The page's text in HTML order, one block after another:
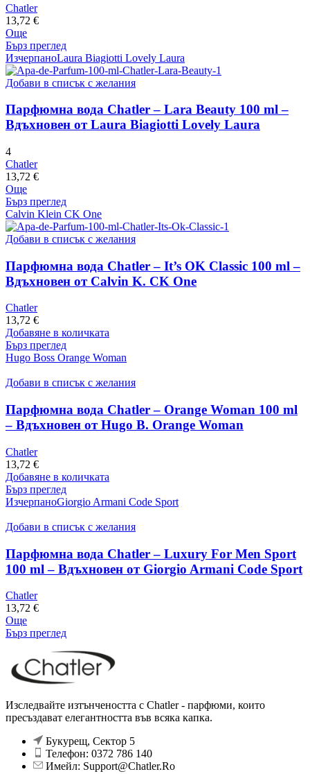
Chatler
13,72 €
Още
Бърз преглед
ИзчерпаноLaura Biagiotti Lovely Laura
Добави в списък с желания
Парфюмна вода Chatler – Lara Beauty 100 ml –
Вдъхновен от Laura Biagiotti Lovely Laura
4
Chatler
13,72 €
Още
Бърз преглед
Calvin Klein CK One
Добави в списък с желания
Парфюмна вода Chatler – It’s OK Classic 100 ml –
Вдъхновен от Calvin K. CK One
Chatler
13,72 €
Добавяне в количката
Бърз преглед
Hugo Boss Orange Woman
Добави в списък с желания
Парфюмна вода Chatler – Orange Woman 100 ml
– Вдъхновен от Hugo B. Orange Woman
Chatler
13,72 €
Добавяне в количката
Бърз преглед
ИзчерпаноGiorgio Armani Code Sport
Добави в списък с желания
Парфюмна вода Chatler – Luxury For Men Sport
100 ml – Вдъхновен от Giorgio Armani Code Sport
Chatler
13,72 €
Още
Бърз преглед
Изследвайте изтънчеността с Chatler - парфюми, които
пресъздават елегантността във всяка капка.
Букурещ, Сектор 5
Телефон: 0372 786 140
Имейл: Support@Chatler.Ro